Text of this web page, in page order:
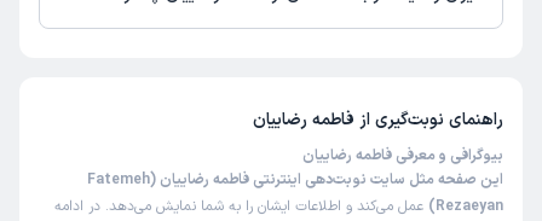
راهنمای نوبت‌گیری از فاطمه رضاییان
بیوگرافی و معرفی فاطمه رضاییان
این صفحه مثل سایت نوبت‌دهی اینترنتی فاطمه رضاییان (Fatemeh
Rezaeyan)
عمل می‌کند و اطلاعات ایشان را به شما نمایش می‌دهد. در ادامه